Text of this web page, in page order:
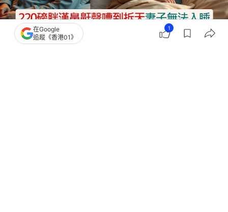
在Google
追蹤《香港01》
1